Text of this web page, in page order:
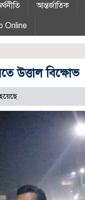
আন্তর্জাতিক
Online
উত্তাল বিক্ষোভ